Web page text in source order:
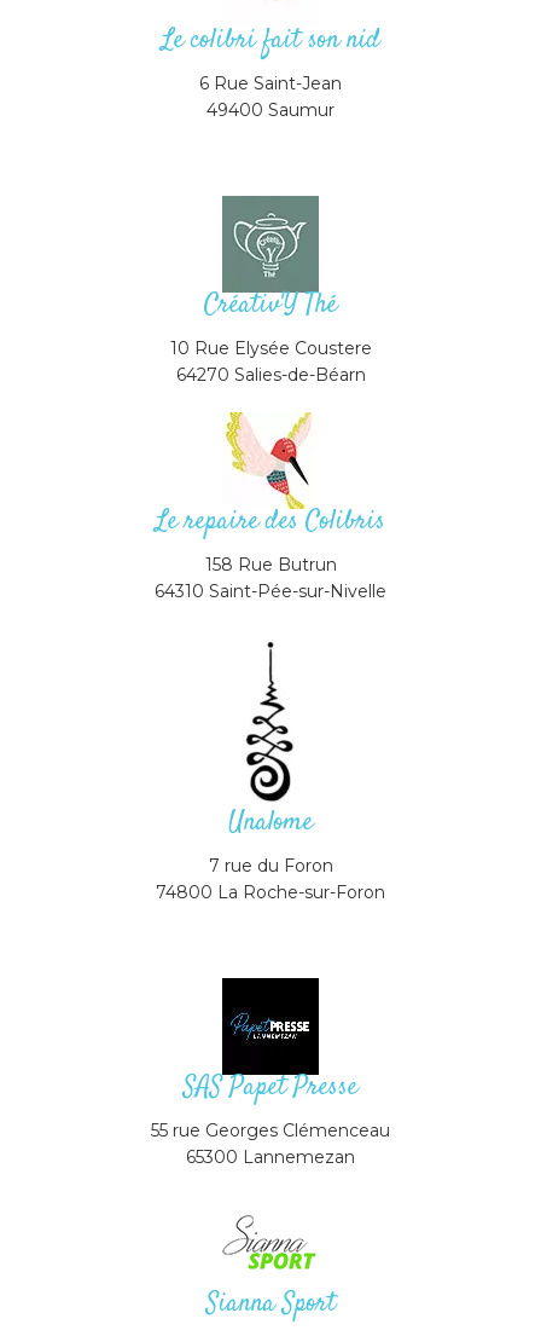
Le colibri fait son nid
6 Rue Saint-Jean
49400 Saumur
Créativ'Y Thé
10 Rue Elysée Coustere
64270 Salies-de-Béarn
Le repaire des Colibris
158 Rue Butrun
64310 Saint-Pée-sur-Nivelle
Unalome
7 rue du Foron
74800 La Roche-sur-Foron
SAS Papet Presse
55 rue Georges Clémenceau
65300 Lannemezan
Sianna Sport